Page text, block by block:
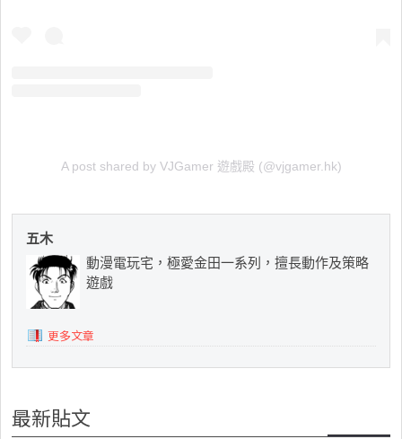
A post shared by VJGamer 遊戲殿 (@vjgamer.hk)
五木
動漫電玩宅，極愛金田一系列，擅長動作及策略
遊戲
更多文章
最新貼文